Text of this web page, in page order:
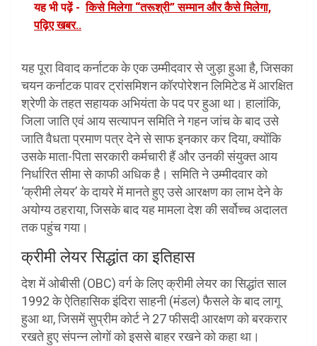
यह भी पढ़ें - किसे मिलेगा “तरूश्री” सम्मान और कैसे मिलेगा,
पढ़िए खबर..
यह पूरा विवाद कर्नाटक के एक उम्मीदवार से जुड़ा हुआ है, जिसका
चयन कर्नाटक पावर ट्रांसमिशन कॉरपोरेशन लिमिटेड में आरक्षित
श्रेणी के तहत सहायक अभियंता के पद पर हुआ था। हालांकि,
जिला जाति एवं आय सत्यापन समिति ने गहन जांच के बाद उसे
जाति वैधता प्रमाण पत्र देने से साफ इनकार कर दिया, क्योंकि
उसके माता-पिता सरकारी कर्मचारी हैं और उनकी संयुक्त आय
निर्धारित सीमा से काफी अधिक है। समिति ने उम्मीदवार को
‘क्रीमी लेयर’ के दायरे में मानते हुए उसे आरक्षण का लाभ देने के
अयोग्य ठहराया, जिसके बाद यह मामला देश की सर्वोच्च अदालत
तक पहुंच गया।
क्रीमी लेयर सिद्धांत का इतिहास
देश में ओबीसी (OBC) वर्ग के लिए क्रीमी लेयर का सिद्धांत साल
1992 के ऐतिहासिक इंदिरा साहनी (मंडल) फैसले के बाद लागू
हुआ था, जिसमें सुप्रीम कोर्ट ने 27 फीसदी आरक्षण को बरकरार
रखते हुए संपन्न लोगों को इससे बाहर रखने को कहा था।